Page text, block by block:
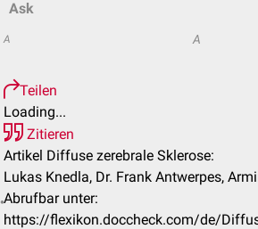
Ask
A A
Teilen
Loading...
Zitieren
Artikel Diffuse zerebrale Sklerose:
Lukas Knedla, Dr. Frank Antwerpes,
Abrufbar unter:
https://flexikon.doccheck.com/de/